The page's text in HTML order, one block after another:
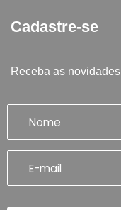
Cadastre-se
Receba as novidades